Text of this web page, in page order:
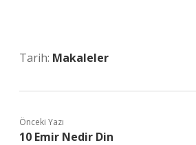
Tarih: Makaleler
Önceki Yazı
10 Emir Nedir Din